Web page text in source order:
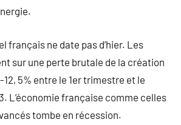
français ne date pas d’hier. Les
sur une perte brutale de la création
5% entre le 1er trimestre et le
L’économie française comme celles
tombe en récession.